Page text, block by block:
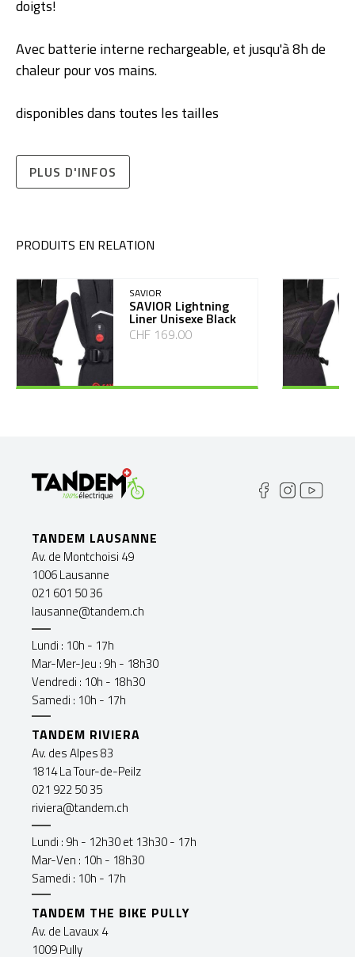
doigts!
Avec batterie interne rechargeable, et jusqu'à 8h de
chaleur pour vos mains.
disponibles dans toutes les tailles
PLUS D'INFOS
PRODUITS EN RELATION
SAVIOR
SAVIOR Lightning
Liner Unisexe Black
CHF 169.00
TANDEM LAUSANNE
Av. de Montchoisi 49
1006 Lausanne
021 601 50 36
lausanne@tandem.ch
Lundi : 10h - 17h
Mar-Mer-Jeu : 9h - 18h30
Vendredi : 10h - 18h30
Samedi : 10h - 17h
TANDEM RIVIERA
Av. des Alpes 83
1814 La Tour-de-Peilz
021 922 50 35
riviera@tandem.ch
Lundi : 9h - 12h30 et 13h30 - 17h
Mar-Ven : 10h - 18h30
Samedi : 10h - 17h
TANDEM THE BIKE PULLY
Av. de Lavaux 4
1009 Pully